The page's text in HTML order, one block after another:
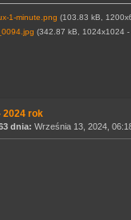
1-minute.png (103.83 kB,
(342.87 kB, 1024x1024 -
2024 rok
dnia: Września 13, 2024,